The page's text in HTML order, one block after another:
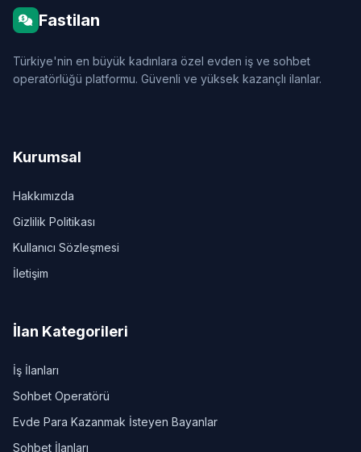
Fastilan
Türkiye'nin en büyük kadınlara özel evden iş ve sohbet
operatörlüğü platformu. Güvenli ve yüksek kazançlı ilanlar.
Kurumsal
Hakkımızda
Gizlilik Politikası
Kullanıcı Sözleşmesi
İletişim
İlan Kategorileri
İş İlanları
Sohbet Operatörü
Evde Para Kazanmak İsteyen Bayanlar
Sohbet İlanları